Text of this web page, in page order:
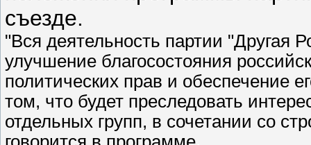
съезде.
"Вся деятельность партии "Другая
улучшение благосостояния
политических прав и обеспечение
том, что будет преследовать
отдельных групп, в сочетании со